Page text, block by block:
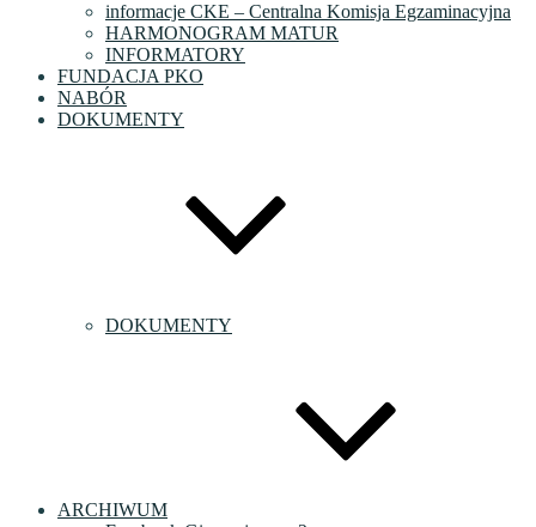
informacje CKE – Centralna Komisja Egzaminacyjna
HARMONOGRAM MATUR
INFORMATORY
FUNDACJA PKO
NABÓR
DOKUMENTY
DOKUMENTY
ARCHIWUM